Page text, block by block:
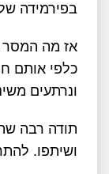
בפירמידה של
אז מה המסר
כלפי אותם
ונרתעים
תודה רבה
ושיתפו.